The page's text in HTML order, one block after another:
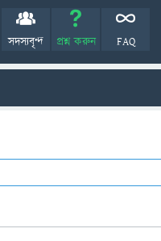
সদস্যবৃন্দ প্রশ্ন করুন FAQ